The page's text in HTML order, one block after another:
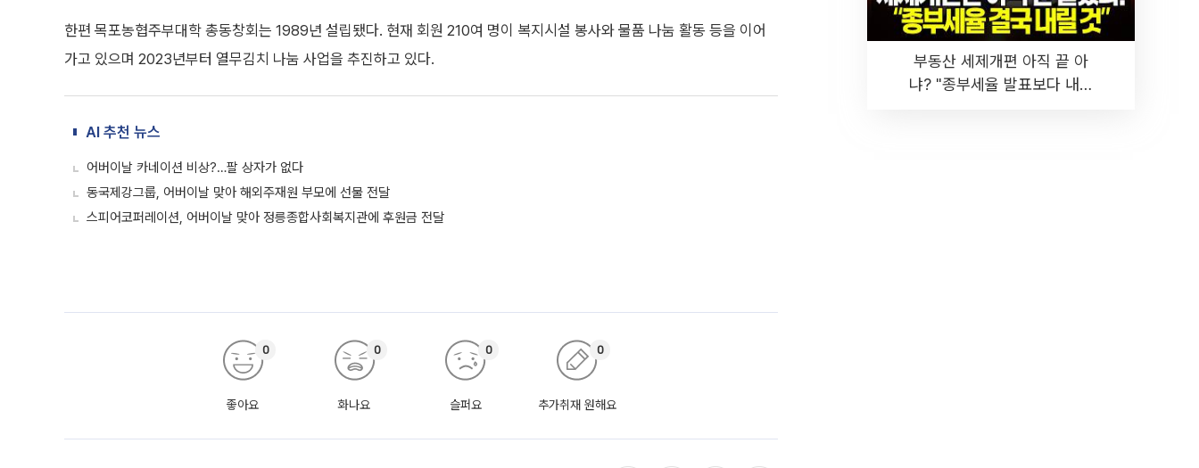
한편 목포농협주부대학 총동창회는 1989년 설립됐다. 현재 회원 210여 명이 복지시설 봉사와 물품 나눔 활동 등을 이어
가고 있으며 2023년부터 열무김치 나눔 사업을 추진하고 있다.
AI 추천 뉴스
어버이날 카네이션 비상?…팔 상자가 없다
동국제강그룹, 어버이날 맞아 해외주재원 부모에 선물 전달
스피어코퍼레이션, 어버이날 맞아 정릉종합사회복지관에 후원금 전달
좋아요
0
화나요
0
슬퍼요
0
추가취재 원해요
0
부동산 세제개편 아직 끝 아
냐? "종부세율 발표보다 내릴